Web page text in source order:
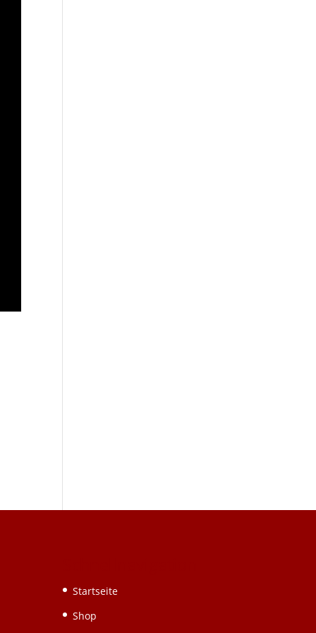
Startseite
Shop